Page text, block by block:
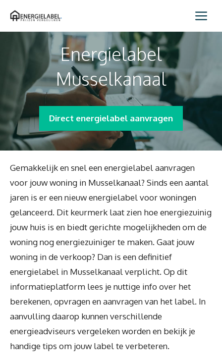
naar
Energielabel
Musselkanaal
Direct energielabel aanvragen
Gemakkelijk en snel een energielabel aanvragen
voor jouw woning in Musselkanaal? Sinds een aantal
jaren is er een nieuw energielabel voor woningen
gelanceerd. Dit keurmerk laat zien hoe energiezuinig
jouw huis is en biedt gerichte mogelijkheden om de
woning nog energiezuiniger te maken. Gaat jouw
woning in de verkoop? Dan is een definitief
energielabel in Musselkanaal verplicht. Op dit
informatieplatform lees je nuttige info over het
berekenen, opvragen en aanvragen van het label. In
aanvulling daarop kunnen verschillende
energieadviseurs vergeleken worden en bekijk je
handige tips om jouw label te verbeteren.